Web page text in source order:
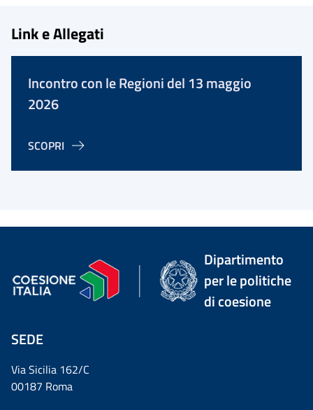
Link e Allegati
Incontro con le Regioni del 13 maggio
2026
SCOPRI
Dipartimento
per le politiche
di coesione
SEDE
Via Sicilia 162/C
00187 Roma